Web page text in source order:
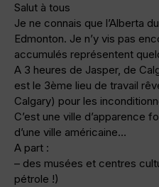
Salut à tous
Je ne connais que l’Alberta
Edmonton. Je n’y vis pas
accumulés représentent
A 3 heures de Jasper, de
est le 3ème lieu de travail
Calgary) pour les
C’est une ville d’apparence
d’une ville américaine…
A part :
– des musées et centres
pétrole !)